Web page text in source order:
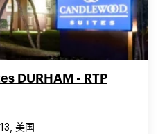
DURHAM - RTP
美国